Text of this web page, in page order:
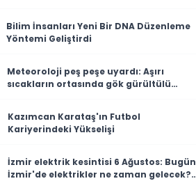
Bilim İnsanları Yeni Bir DNA Düzenleme
Yöntemi Geliştirdi
Meteoroloji peş peşe uyardı: Aşırı
sıcakların ortasında gök gürültülü
Kazımcan Karataş'ın Futbol
Kariyerindeki Yükselişi
İzmir elektrik kesintisi 6 Ağustos: Bugün
İzmir'de elektrikler ne zaman gelecek?